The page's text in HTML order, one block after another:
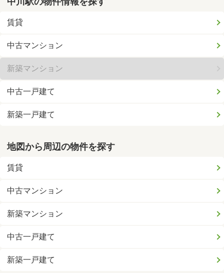
賃貸
中古マンション
新築マンション
中古一戸建て
新築一戸建て
地図から周辺の物件を探す
賃貸
中古マンション
新築マンション
中古一戸建て
新築一戸建て